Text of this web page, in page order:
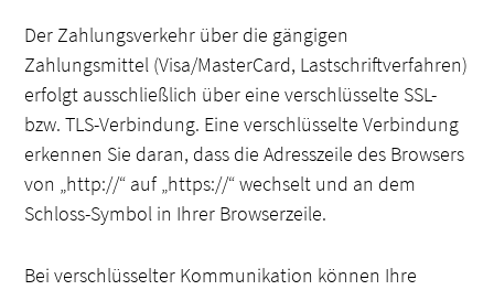
Der Zahlungsverkehr über die gängigen
Zahlungsmittel (Visa/MasterCard, Lastschriftverfahren)
erfolgt ausschließlich über eine verschlüsselte SSL-
bzw. TLS-Verbindung. Eine verschlüsselte Verbindung
erkennen Sie daran, dass die Adresszeile des Browsers
von „http://“ auf „https://“ wechselt und an dem
Schloss-Symbol in Ihrer Browserzeile.
Bei verschlüsselter Kommunikation können Ihre